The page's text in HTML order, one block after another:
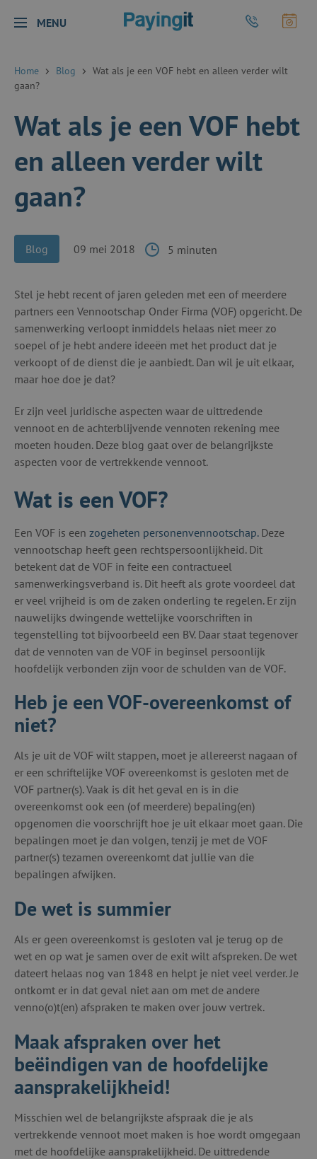
MENU Logo Payingit Bel Payingit
Home Blog
Wat als je een VOF hebt en alleen verder wilt
gaan?
Wat als je een VOF hebt
en alleen verder wilt
gaan?
Blog 09 mei 2018 5 minuten
Stel je hebt recent of jaren geleden met een of meerdere
partners een Vennootschap Onder Firma (VOF) opgericht. De
samenwerking verloopt inmiddels helaas niet meer zo
soepel of je hebt andere ideeën met het product dat je
verkoopt of de dienst die je aanbiedt. Dan wil je uit elkaar,
maar hoe doe je dat?
Er zijn veel juridische aspecten waar de uittredende
vennoot en de achterblijvende vennoten rekening mee
moeten houden. Deze blog gaat over de belangrijkste
aspecten voor de vertrekkende vennoot.
Wat is een VOF?
Een VOF is een zogeheten personenvennootschap.Deze
vennootschap heeft geen rechtspersoonlijkheid. Dit
betekent dat de VOF in feite een contractueel
samenwerkingsverband is. Dit heeft als grote voordeel dat
er veel vrijheid is om de zaken onderling te regelen. Er zijn
nauwelijks dwingende wettelijke voorschriften in
tegenstelling tot bijvoorbeeld een BV. Daar staat tegenover
dat de vennoten van de VOF in beginsel persoonlijk
hoofdelijk verbonden zijn voor de schulden van de VOF.
Heb je een VOF-overeenkomst of
niet?
Als je uit de VOF wilt stappen, moet je allereerst nagaan of
er een schriftelijke VOF overeenkomst is gesloten met de
VOF partner(s). Vaak is dit het geval en is in die
overeenkomst ook een (of meerdere) bepaling(en)
opgenomen die voorschrijft hoe je uit elkaar moet gaan. Die
bepalingen moet je dan volgen, tenzij je met de VOF
partner(s) tezamen overeenkomt dat jullie van die
bepalingen afwijken.
De wet is summier
Als er geen overeenkomst is gesloten val je terug op de
wet en op wat je samen over de exit wilt afspreken. De wet
dateert helaas nog van 1848 en helpt je niet veel verder. Je
ontkomt er in dat geval niet aan om met de andere
venno(o)t(en) afspraken te maken over jouw vertrek.
Maak afspraken over het
beëindigen van de hoofdelijke
aansprakelijkheid!
Misschien wel de belangrijkste afspraak die je als
vertrekkende vennoot moet maken is hoe wordt omgegaan
met de hoofdelijke aansprakelijkheid. De uittredende